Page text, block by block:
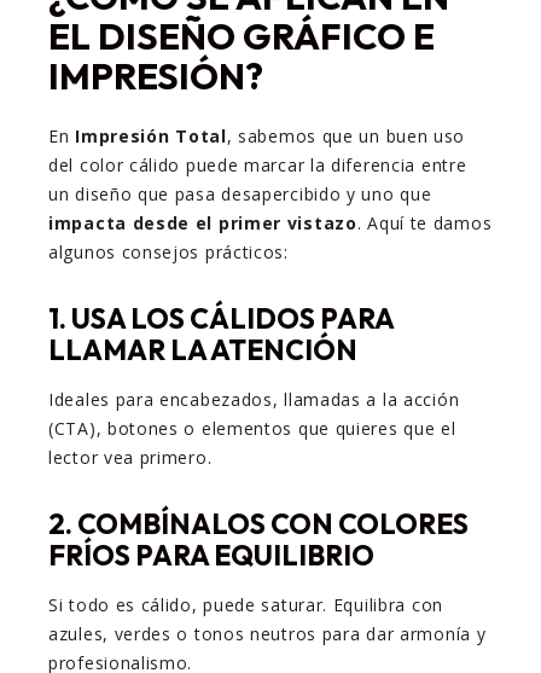
EL DISEÑO GRÁFICO E
IMPRESIÓN?
En Impresión Total, sabemos que un buen uso
del color cálido puede marcar la diferencia entre
un diseño que pasa desapercibido y uno que
impacta desde el primer vistazo. Aquí te damos
algunos consejos prácticos:
1. USA LOS CÁLIDOS PARA
LLAMAR LA ATENCIÓN
Ideales para encabezados, llamadas a la acción
(CTA), botones o elementos que quieres que el
lector vea primero.
2. COMBÍNALOS CON COLORES
FRÍOS PARA EQUILIBRIO
Si todo es cálido, puede saturar. Equilibra con
azules, verdes o tonos neutros para dar armonía y
profesionalismo.